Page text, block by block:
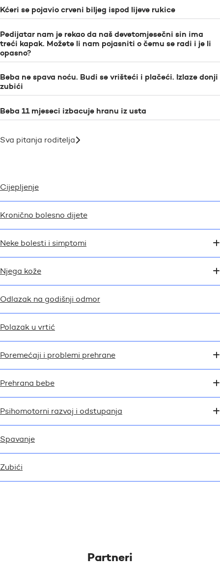
Kćeri se pojavio crveni biljeg ispod lijeve rukice
Pedijatar nam je rekao da naš devetomjesečni sin ima
treći kapak. Možete li nam pojasniti o čemu se radi i je li
opasno?
Beba ne spava noću. Budi se vrišteći i plačeći. Izlaze donji
zubići
Beba 11 mjeseci izbacuje hranu iz usta
Sva pitanja roditelja
Cijepljenje
Kronično bolesno dijete
Neke bolesti i simptomi
Njega kože
Odlazak na godišnji odmor
Polazak u vrtić
Poremećaji i problemi prehrane
Prehrana bebe
Psihomotorni razvoj i odstupanja
Spavanje
Zubići
Partneri